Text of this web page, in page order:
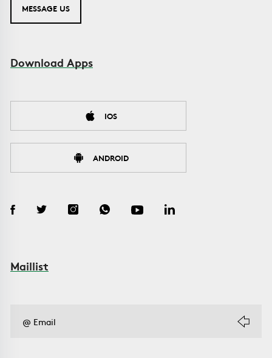
MESSAGE US
Download Apps
IOS
ANDROID
Maillist